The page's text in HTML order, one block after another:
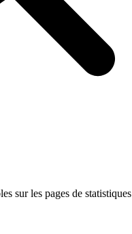
sur les pages de statistiques